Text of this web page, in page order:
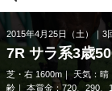
2015年4月25日（土） 3
7R サラ系3歳
芝・右 1600m 天気： 晴
齢
本賞金：720、290、